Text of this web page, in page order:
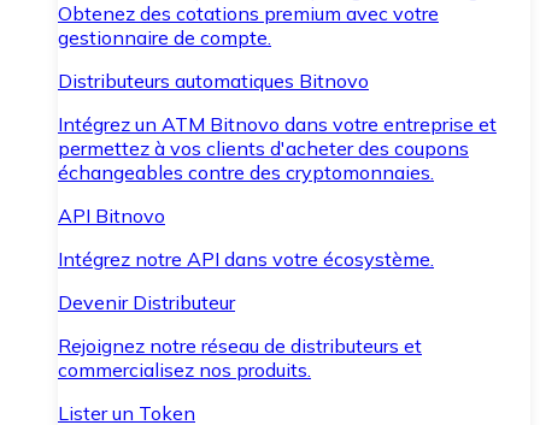
Obtenez des cotations premium avec votre
gestionnaire de compte.
Distributeurs automatiques Bitnovo
Intégrez un ATM Bitnovo dans votre entreprise et
permettez à vos clients d'acheter des coupons
échangeables contre des cryptomonnaies.
API Bitnovo
Intégrez notre API dans votre écosystème.
Devenir Distributeur
Rejoignez notre réseau de distributeurs et
commercialisez nos produits.
Lister un Token